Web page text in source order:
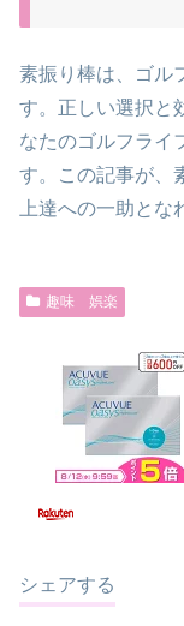
素振り棒は、ゴル
す。正しい選択と
なたのゴルフライ
す。この記事が、
上達への一助とな
趣味 娯楽
シェアする